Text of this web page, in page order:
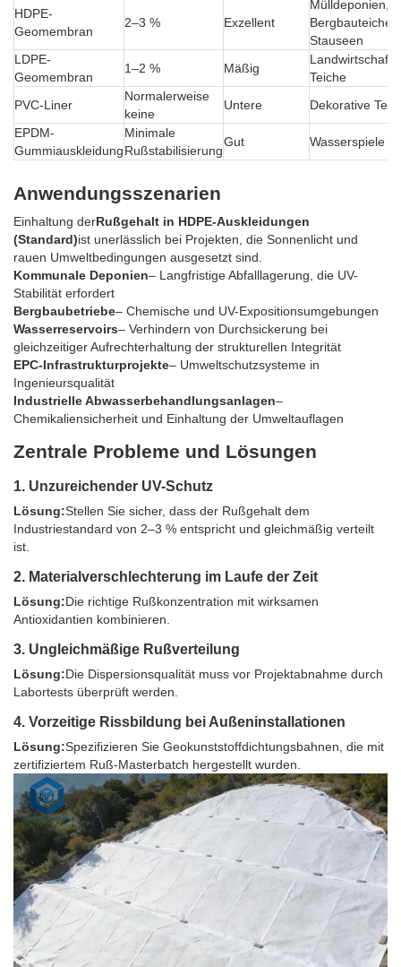
HDPE-
Geomembran
2–3 % Exzellent
Mülldeponien,
Bergbauteiche,
Stauseen
LDPE-
Geomembran
1–2 % Mäßig
Teiche
PVC-Liner
Normalerweise
keine
Untere
Dekorative
EPDM-
Gummiauskleidung
Minimale
Rußstabilisierung
Gut Wasserspiele
Anwendungsszenarien
Einhaltung derRußgehalt in HDPE-Auskleidungen
(Standard)ist unerlässlich bei Projekten, die Sonnenlicht und
rauen Umweltbedingungen ausgesetzt sind.
Kommunale Deponien– Langfristige Abfalllagerung, die UV-
Stabilität erfordert
Bergbaubetriebe– Chemische und UV-Expositionsumgebungen
Wasserreservoirs– Verhindern von Durchsickerung bei
gleichzeitiger Aufrechterhaltung der strukturellen Integrität
EPC-Infrastrukturprojekte– Umweltschutzsysteme in
Ingenieursqualität
Industrielle Abwasserbehandlungsanlagen–
Chemikaliensicherheit und Einhaltung der Umweltauflagen
Zentrale Probleme und Lösungen
1. Unzureichender UV-Schutz
Lösung:Stellen Sie sicher, dass der Rußgehalt dem
Industriestandard von 2–3 % entspricht und gleichmäßig verteilt
ist.
2. Materialverschlechterung im Laufe der Zeit
Lösung:Die richtige Rußkonzentration mit wirksamen
Antioxidantien kombinieren.
3. Ungleichmäßige Rußverteilung
Lösung:Die Dispersionsqualität muss vor Projektabnahme durch
Labortests überprüft werden.
4. Vorzeitige Rissbildung bei Außeninstallationen
Lösung:Spezifizieren Sie Geokunststoffdichtungsbahnen, die mit
zertifiziertem Ruß-Masterbatch hergestellt wurden.